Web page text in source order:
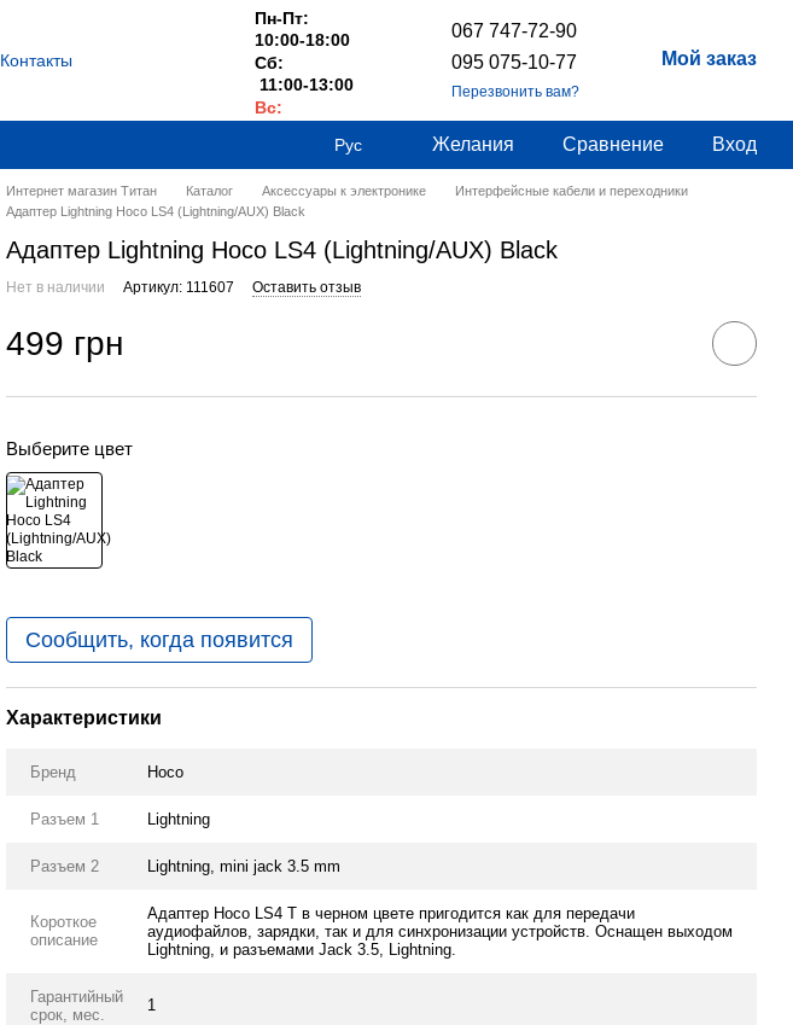
Контакты
Пн-Пт:
10:00-18:00
Сб:
11:00-13:00
Вс:
067 747-72-90
095 075-10-77
Перезвонить вам?
Мой заказ
Рус Желания Сравнение Вход
Интернет магазин Титан Каталог Аксессуары к электронике
Интерфейсные кабели и переходники
Адаптер Lightning Hoco LS4 (Lightning/AUX) Black
Адаптер Lightning Hoco LS4 (Lightning/AUX) Black
Нет в наличии Артикул: 111607 Оставить отзыв
499 грн
Выберите цвет
Сообщить, когда появится
Характеристики
Бренд Hoco
Разъем 1 Lightning
Разъем 2 Lightning, mini jack 3.5 mm
Короткое
описание
Адаптер Hoco LS4 T в черном цвете пригодится как для передачи
аудиофайлов, зарядки, так и для синхронизации устройств. Оснащен выходом
Lightning, и разъемами Jack 3.5, Lightning.
Гарантийный
срок, мес.
1